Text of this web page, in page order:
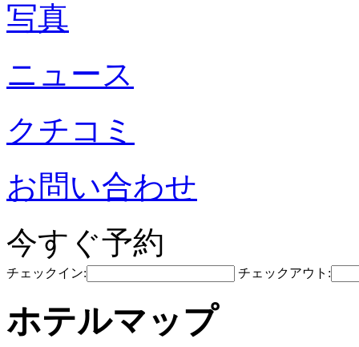
写真
ニュース
クチコミ
お問い合わせ
今すぐ予約
チェックイン: チェックアウト:
ホテルマップ